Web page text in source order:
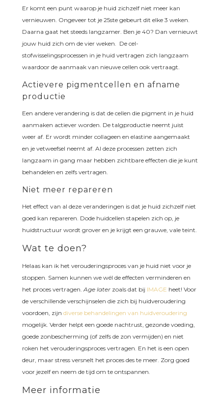
Er komt een punt waarop je huid zichzelf niet meer kan
vernieuwen. Ongeveer tot je 25ste gebeurt dit elke 3 weken.
Daarna gaat het steeds langzamer. Ben je 40? Dan vernieuwt
jouw huid zich om de vier weken. De cel-
stofwisselingsprocessen in je huid vertragen zich langzaam
waardoor de aanmaak van nieuwe cellen ook vertraagt.
Actievere pigmentcellen en afname
productie
Een andere verandering is dat de cellen die pigment in je huid
aanmaken actiever worden. De talgproductie neemt juist
weer af. Er wordt minder collageen en elastine aangemaakt
en je vetweefsel neemt af. Al deze processen zetten zich
langzaam in gang maar hebben zichtbare effecten die je kunt
behandelen en zelfs vertragen.
Niet meer repareren
Het effect van al deze veranderingen is dat je huid zichzelf niet
goed kan repareren. Dode huidcellen stapelen zich op, je
huidstructuur wordt grover en je krijgt een grauwe, vale teint.
Wat te doen?
Helaas kan ik het verouderingsproces van je huid niet voor je
stoppen. Samen kunnen we wél de effecten verminderen en
het proces vertragen. Age laterzoals dat bij IMAGE heet! Voor
de verschillende verschijnselen die zich bij huidveroudering
voordoen, zijn diverse behandelingen van huidveroudering
mogelijk. Verder helpt een goede nachtrust, gezonde voeding,
goede zonbescherming (of zelfs de zon vermijden) en niet
roken het verouderingsproces vertragen. En het is een open
deur, maar stress versnelt het proces des te meer. Zorg goed
voor jezelf en neem de tijd om te ontspannen.
Meer informatie